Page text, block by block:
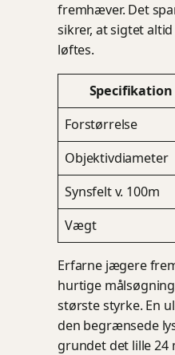
fremhæver. Det
sikrer, at sigtet
løftes.
Specifikation
Forstørrelse
Objektivdiameter
Synsfelt v. 100m
Vægt
Erfarne jægere
hurtige
største styrke. En
den begrænsede
grundet det lille 24